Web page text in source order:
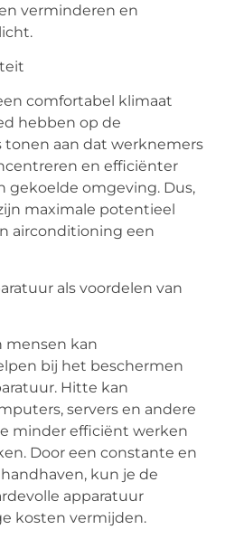
verminderen en
comfortabel klimaat
hebben op de
aan dat werknemers
en efficiënter
gekoelde omgeving. Dus,
maximale potentieel
airconditioning een
als voordelen van
mensen kan
bij het beschermen
Hitte kan
servers en andere
minder efficiënt werken
Door een constante en
kun je de
apparatuur
kosten vermijden.